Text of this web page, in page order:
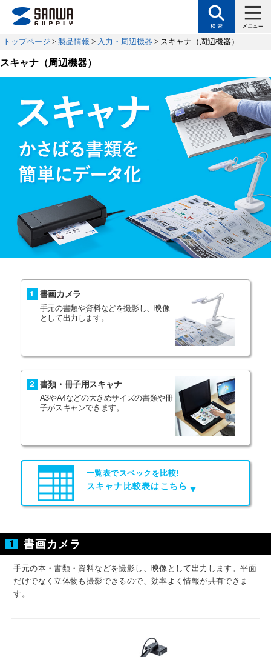
トップページ > 製品情報 > 入力・周辺機器 > スキャナ（周辺機器）
スキャナ（周辺機器）
1 書画カメラ
手元の書類や資料などを撮影し、 映像
として出力します。
2 書類・冊子用スキャナ
A3やA4などの大きめサイズの書類や冊
子がスキャンできます。
一覧表でスペックを比較!
スキャナ比較表はこちら
1 書画カメラ
手元の本・書類・資料などを撮影し、映像として出力します。平面
だけでなく立体物も撮影できるので、効率よく情報が共有できま
す。